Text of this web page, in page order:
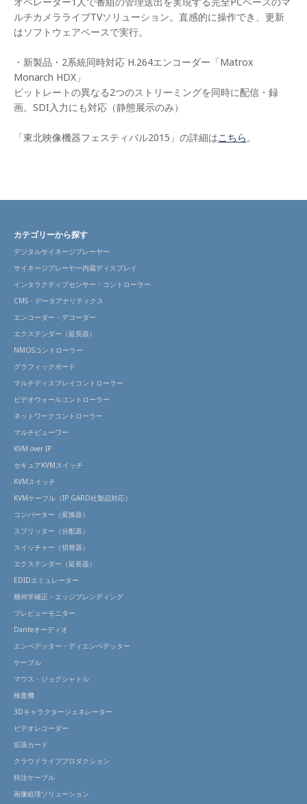
ルチカメラライブTVソリューション。直感的に操作でき、更新
はソフトウェアベースで実行。
・新製品・2系統同時対応 H.264エンコーダー「Matrox
Monarch HDX」
ビットレートの異なる2つのストリーミングを同時に配信・録
画。SDI入力にも対応（静態展示のみ）
「東北映像機器フェスティバル2015」の詳細はこちら。
カテゴリーから探す
デジタルサイネージプレーヤー
サイネージプレーヤー内蔵ディスプレイ
インタラクティブセンサー・コントローラー
CMS・データアナリティクス
エンコーダー・デコーダー
エクステンダー（延長器）
NMOSコントローラー
グラフィックボード
マルチディスプレイコントローラー
ビデオウォールコントローラー
ネットワークコントローラー
マルチビューワー
KVM over IP
セキュアKVMスイッチ
KVMスイッチ
KVMケーブル（IP GARD社製品対応）
コンバーター（変換器）
スプリッター（分配器）
スイッチャー（切替器）
エクステンダー（延長器）
EDIDエミュレーター
幾何学補正・エッジブレンディング
プレビューモニター
Danteオーディオ
エンベデッター・ディエンベデッター
ケーブル
マウス・ジョグシャトル
検査機
3Dキャラクタージェネレーター
ビデオレコーダー
拡張カード
クラウドライブプロダクション
特注ケーブル
画像処理ソリューション